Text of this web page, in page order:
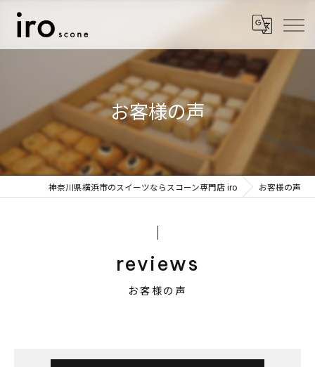
お客様の声
神奈川県横浜市のスイーツならスコーン専門店 iro お客様の声
reviews
お客様の声